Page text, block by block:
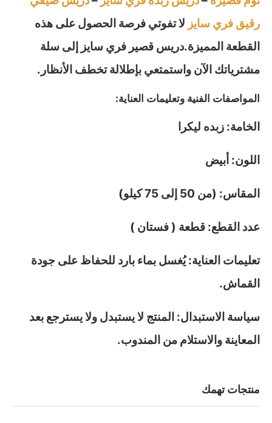
رقيق فري سايز لا تفوتي فرصة الحصول على هذه
القطعة المميزة.دريس قصير فري سايز إلى سلة
مشترياتك الآن واستمتعي بإطلالة تخطف الأنظار.
المواصفات الفنية وتعليمات العناية:
الخامة: زبده ليكرا
اللون: أبيض
المقاس: (من 50 إلى 75 كيلو)
عدد القطع: قطعة ( فستان )
تعليمات العناية: يُغسل بماء بارد للحفاظ على جودة
القماش.
سياسة الاستبدال: المنتج لا يستبدل ولا يسترجع بعد
المعاينة والاستلام من المندوب.
منتجات تهمك